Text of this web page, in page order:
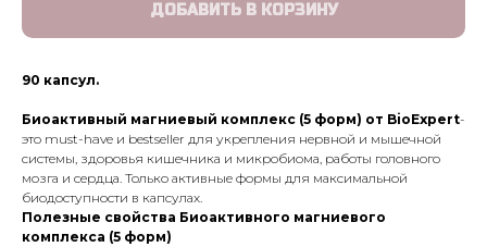
ДОБАВИТЬ В КОРЗИНУ
90 капсул.
Биоактивный магниевый комплекс (5 форм) от BioExpert-
это must-have и bestseller для укрепления нервной и мышечной
системы, здоровья кишечника и микробиома, работы головного
мозга и сердца. Только активные формы для максимальной
биодоступности в капсулах.
Полезные свойства Биоактивного магниевого
комплекса (5 форм)